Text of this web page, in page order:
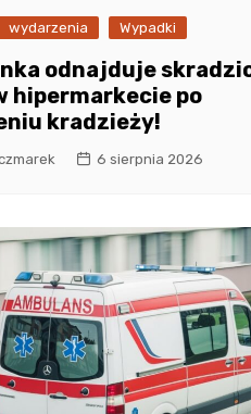
wydarzenia Wypadki
odnajduje
hipermarkecie po
kradzieży!
6 sierpnia 2026